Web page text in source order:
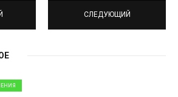
СЛЕДУЮЩИЙ